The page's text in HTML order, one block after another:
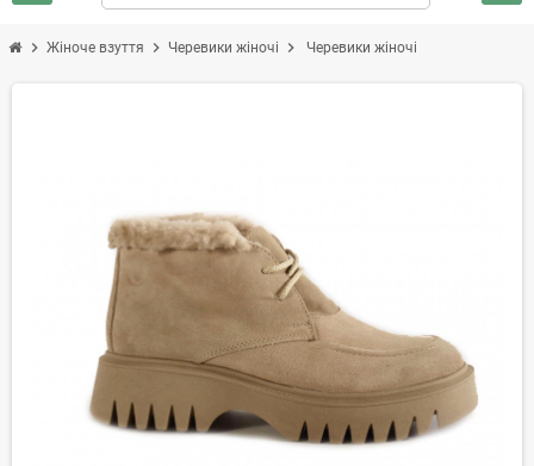
chevron_right Жіноче взуття chevron_right Черевики жіночі chevron_right Черевики жіночі